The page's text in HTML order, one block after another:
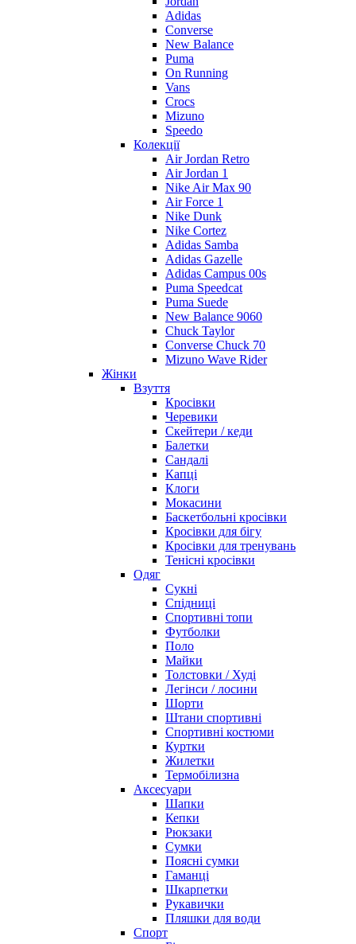
Adidas
Converse
New Balance
Puma
On Running
Vans
Crocs
Mizuno
Speedo
Колекції
Air Jordan Retro
Air Jordan 1
Nike Air Max 90
Air Force 1
Nike Dunk
Nike Cortez
Adidas Samba
Adidas Gazelle
Adidas Campus 00s
Puma Speedcat
Puma Suede
New Balance 9060
Chuck Taylor
Converse Chuck 70
Mizuno Wave Rider
Жінки
Взуття
Кросівки
Черевики
Скейтери / кеди
Балетки
Сандалі
Капці
Клоги
Мокасини
Баскетбольні кросівки
Кросівки для бігу
Кросівки для тренувань
Тенісні кросівки
Одяг
Сукні
Спідниці
Спортивні топи
Футболки
Поло
Майки
Толстовки / Худі
Легінси / лосини
Шорти
Штани спортивні
Спортивні костюми
Куртки
Жилетки
Термобілизна
Аксесуари
Шапки
Кепки
Рюкзаки
Сумки
Поясні сумки
Гаманці
Шкарпетки
Рукавички
Пляшки для води
Спорт